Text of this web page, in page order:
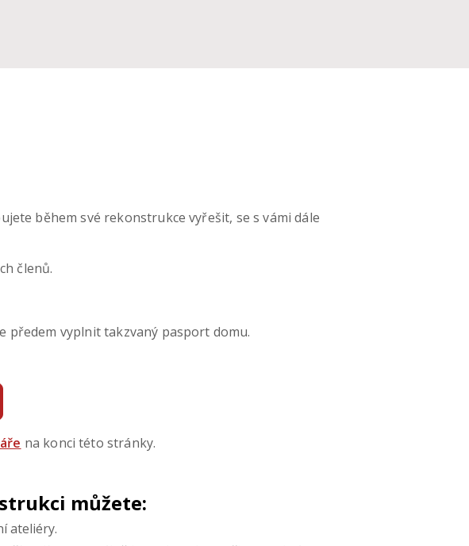
během své rekonstrukce vyřešit, se s vámi dále
členů.
předem vyplnit takzvaný pasport domu.
na konci této stránky.
můžete:
ateliéry.